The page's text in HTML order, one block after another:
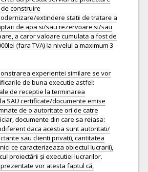
construire
extindere statii de tratare a
de apa si/sau rezervoare si/sau
a caror valoare cumulata a fost de
(fara TVA) la nivelul a maximum 3
experientei similare se vor
de buna executie astfel:
de receptie la terminarea
SAU certificate/documente emise
de o autoritate ori de catre
documente din care sa reiasa:
daca acestia sunt autoritati/
sau clienti privati), cantitatea
ce caracterizeaza obiectul lucrarii),
proiectării și executiei lucrarilor.
vor atesta faptul că,